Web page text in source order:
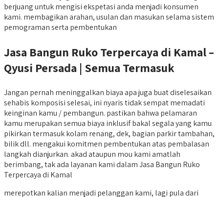
berjuang untuk mengisi ekspetasi anda menjadi konsumen
kami. membagikan arahan, usulan dan masukan selama sistem
pemograman serta pembentukan
Jasa Bangun Ruko Terpercaya di Kamal –
Qyusi Persada | Semua Termasuk
Jangan pernah meninggalkan biaya apa juga buat diselesaikan
sehabis komposisi selesai, ini nyaris tidak sempat memadati
keinginan kamu / pembangun. pastikan bahwa pelamaran
kamu merupakan semua biaya inklusif bakal segala yang kamu
pikirkan termasuk kolam renang, dek, bagian parkir tambahan,
bilik dll. mengakui komitmen pembentukan atas pembalasan
langkah dianjurkan. akad ataupun mou kami amatlah
berimbang, tak ada layanan kami dalam Jasa Bangun Ruko
Terpercaya di Kamal
merepotkan kalian menjadi pelanggan kami, lagi pula dari